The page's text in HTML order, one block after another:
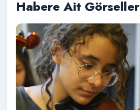
Habere Ait Görseller